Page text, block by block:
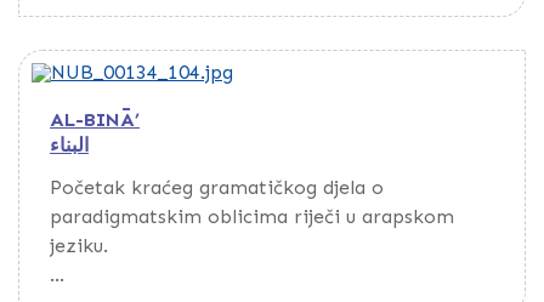
komentara pisanih rukom istog prepisivača.
evropskog porijekla. Listovi po krajevima
zahvaćeni vlagom.
Povez polukožni, s preklopom. Korice s vanjske
strane obložene ebru papirom.
AL-BINĀ’
البناء
Početak kraćeg gramatičkog djela o
paradigmatskim oblicima riječi u arapskom
jeziku.